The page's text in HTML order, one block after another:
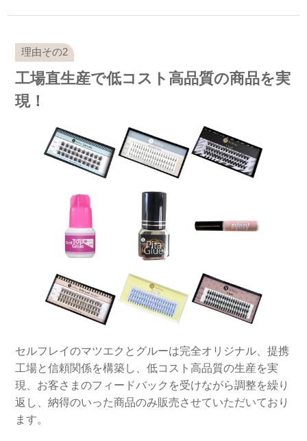
工場直生産で低コスト高品質の商品を実
現！
セルフレイのマツエクとグルーは完全オリジナル、提携
工場と信頼関係を構築し、低コスト高品質の生産を実
現、お客さまのフィードバックを受けながら調整を繰り
返し、納得のいった商品のみ販売させていただいており
ます。